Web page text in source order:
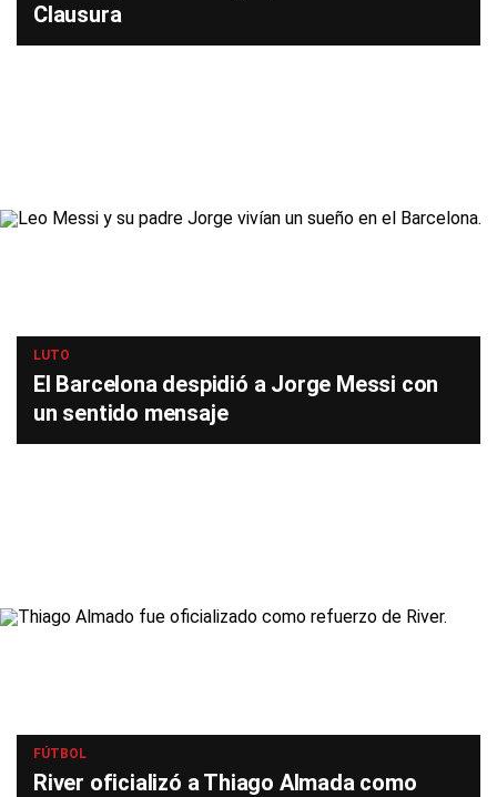
Clausura
LUTO
El Barcelona despidió a Jorge Messi con
un sentido mensaje
FÚTBOL
River oficializó a Thiago Almada como